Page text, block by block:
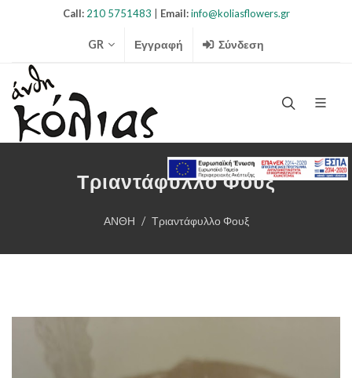
Call: 210 5751483 Email: info@koliasflowers.gr
GR Εγγραφή Σύνδεση
Search
Τριαντάφυλλο Φουξ
ΑΝΘΗ Τριαντάφυλλο Φουξ